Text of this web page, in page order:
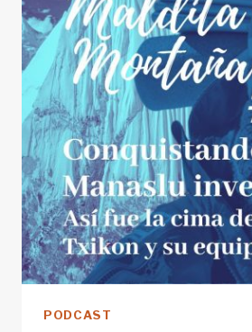
EL
VIVAC,
¿UN
DERECHO
O
UN
PROBLEMA
PÚBLICO?
PODCAST